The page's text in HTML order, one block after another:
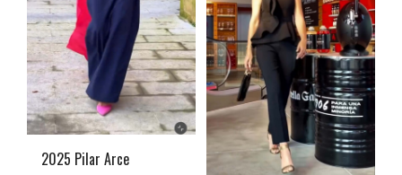
2025 Pilar Arce